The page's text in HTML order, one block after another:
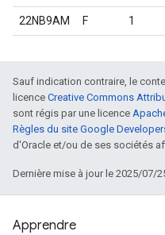
22NB9AM F 1
Sauf indication contraire, le
licence Creative Commons
sont régis par une licence
Règles du site Google
d'Oracle et/ou de ses sociétés
Dernière mise à jour le 2025/07/
Apprendre